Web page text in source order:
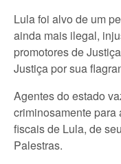
Lula foi alvo de um
ainda mais ilegal,
promotores de
Justiça por sua
Agentes do estado
criminosamente
fiscais de Lula, de
Palestras.